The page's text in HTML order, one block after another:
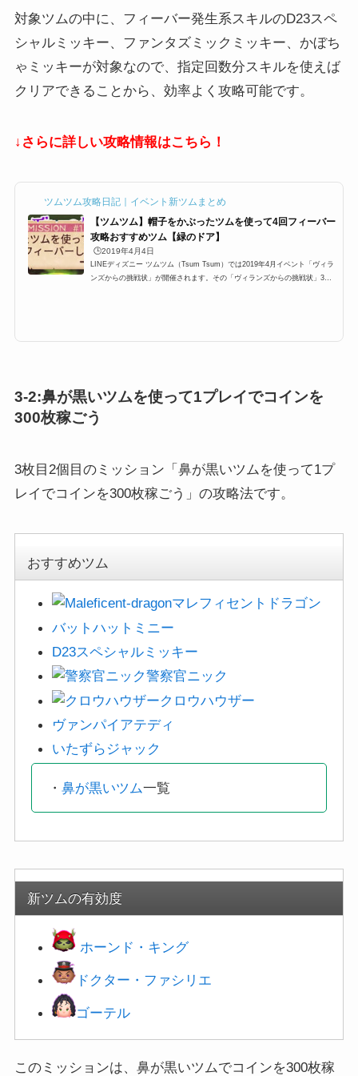
対象ツムの中に、フィーバー発生系スキルのD23スペ
シャルミッキー、ファンタズミックミッキー、かぼち
ゃミッキーが対象なので、指定回数分スキルを使えば
クリアできることから、効率よく攻略可能です。
↓さらに詳しい攻略情報はこちら！
ツムツム攻略日記｜イベント新ツムまとめ
【ツムツム】帽子をかぶったツムを使って4回フィーバー
攻略おすすめツム【緑のドア】
🕒️2019年4月4日
LINEディズニー ツムツム（Tsum Tsum）では2019年4月イベント「ヴィラ
ンズからの挑戦状」が開催されます。その「ヴィランズからの挑戦状」3枚
3-2:鼻が黒いツムを使って1プレイでコインを
300枚稼ごう
3枚目2個目のミッション「鼻が黒いツムを使って1プ
レイでコインを300枚稼ごう」の攻略法です。
おすすめツム
マレフィセントドラゴン
バットハットミニー
D23スペシャルミッキー
警察官ニック
クロウハウザー
ヴァンパイアテディ
いたずらジャック
・ 鼻が黒いツム一覧
新ツムの有効度
ホーンド・キング
ドクター・ファシリエ
ゴーテル
このミッションは、鼻が黒いツムでコインを300枚稼